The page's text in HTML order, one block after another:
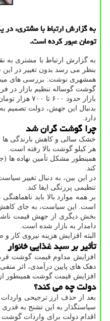
به گزارش ارتباط با مشتری،
تومان عبور کرده است.
به گزارش ارتباط با مشتری به
بنظر می رسد بدون تغییر در این
گوشت گوساله تنظیم بازار در فروردین ۱۴۰۴ حدود ۵۰۰ هزار تومان بود، حالا میانگین قیمت آن در بازار آزاد تا بالای میلیون تومان رسیده است. این در شرایطی
بازار حدود ۶۰۰ تا ۷۰۰ هزار تومان بود.
بدنبال این جهش، دولت تصمیم
دارد.
چرا گوشت گران شد
خشک سالی و کاهش بارندگی ها
هر کیلو گوشت بالا رفته است.
همینطور مشکل تأمین نهاده
کند.
در این بین، به دنبال تغییر
تنظیمی پررنگی ایفا کند.
بر همه موارد بالا باید
است. این سیاست، به جای کاهش
بخش دیگری از جهش قیمت ناشی
دامدار به بازار شده است.
البته افزایش هزینه نیروی کار
تأثیر بر سبد غذایی خانوار
افزایش مداوم قیمت گوشت
دهک های پایین درآمدی، اثر منفی
افزایش قیمت گوشت همینطور
دولت چه می کند؟
بعد از حذف ارز ترجیحی واردات
سیاستگذار به این تشنج به
اقدام دولت برای واردات